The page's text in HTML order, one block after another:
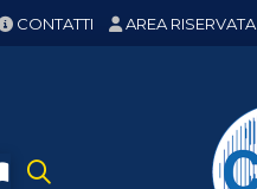
CONTATTI AREA RISERVATA